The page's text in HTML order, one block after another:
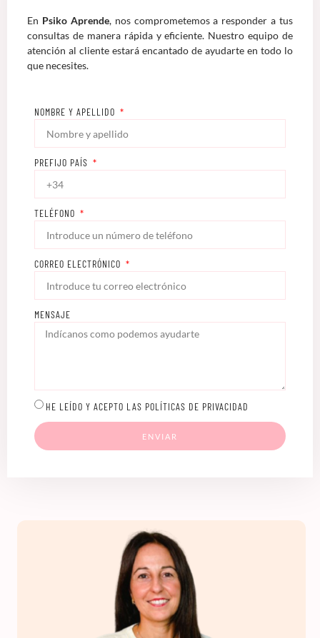
En Psiko Aprende, nos comprometemos a responder a tus
consultas de manera rápida y eficiente. Nuestro equipo de
atención al cliente estará encantado de ayudarte en todo lo
que necesites.
NOMBRE Y APELLIDO
PREFIJO PAÍS
TELÉFONO
CORREO ELECTRÓNICO
MENSAJE
HE LEÍDO Y ACEPTO LAS POLÍTICAS DE PRIVACIDAD
ENVIAR